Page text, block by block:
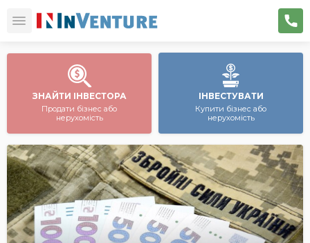
ЗНАЙТИ ІНВЕСТОРА
Продати бізнес або
нерухомість
ІНВЕСТУВАТИ
Купити бізнес або
нерухомість